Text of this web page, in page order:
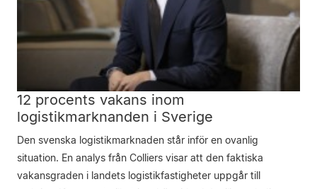
12 procents vakans inom
logistikmarknanden i Sverige
Den svenska logistikmarknaden står inför en ovanlig
situation. En analys från Colliers visar att den faktiska
vakansgraden i landets logistikfastigheter uppgår till